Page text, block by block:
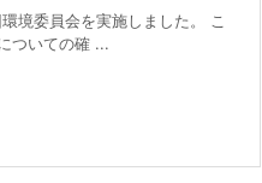
境委員会を実施しました。 こ
ついての確 ...